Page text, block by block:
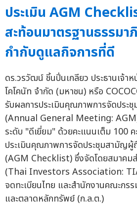
ประเมิน AGM
สะท้อนมาตรฐานธรรมา
กำกับดูแลกิจการที่ดี
ดร.วรวัฒน์ ชิ้นปิ่นเกลียว ประธานเจ้า
โคโคนัท จำกัด (มหาชน) หรือ
รับผลการประเมินคุณภาพการจัดประ
(Annual General Meeting: AGM)
ระดับ "ดีเยี่ยม" ด้วยคะแนนเต็ม 100
ประเมินคุณภาพการจัดประชุมสามัญผู้
(AGM Checklist) ซึ่งจัดโดยสมาคม
(Thai Investors Association:
จดทะเบียนไทย และสำนักงานคณะกร
และตลาดหลักทรัพย์ (ก.ล.ต.)